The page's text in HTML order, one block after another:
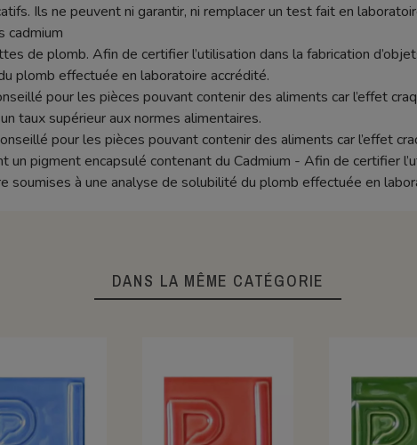
Ils ne peuvent ni garantir, ni remplacer un test fait en
cadmium
de plomb. Afin de certifier l’utilisation dans la fabrication
plomb effectuée en laboratoire accrédité.
pour les pièces pouvant contenir des aliments car l’effet
taux supérieur aux normes alimentaires.
pour les pièces pouvant contenir des aliments car l’effet
pigment encapsulé contenant du Cadmium - Afin de certifier
soumises à une analyse de solubilité du plomb effectuée en
DANS LA MÊME CATÉGORIE